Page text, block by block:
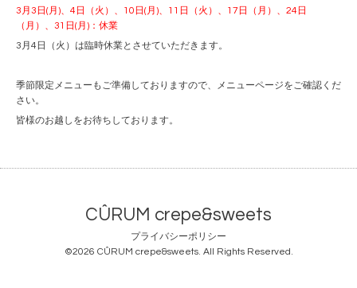
3月3日(月)、4日（火）、10日(月)、11日（火）、17日（月）、24日
（月）、31日(月)：休業
3月4日（火）は臨時休業とさせていただきます。
季節限定メニューもご準備しておりますので、メニューページをご確認くだ
さい。
皆様のお越しをお待ちしております。
CÛRUM crepe&sweets
プライバシーポリシー
©2026 CÛRUM crepe&sweets. All Rights Reserved.